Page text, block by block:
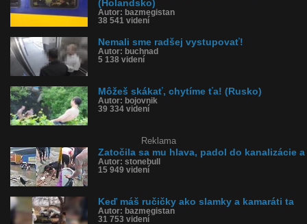
Tagy: padol do jamy, padol do priekopy, vystúpil, rovno spadol,
kamaráti na nezaplatenie, spadol do priekopy
História sledovanosti videa:
(Holandsko)
Autor: bazmegistan
38 541 videní
Nemali sme radšej vystupovať!
Autor: buchnad
5 138 videní
Môžeš skákať, chytíme ťa! (Rusko)
Autor: bojovnik
39 334 videní
Reklama
Zatočila sa mu hlava, padol do kanalizácie a
Autor: stonebull
15 949 videní
Keď máš ručičky ako slamky a kamaráti ta
Autor: bazmegistan
31 753 videní